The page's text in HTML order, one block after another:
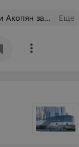
я все время улыбаюсь Еще